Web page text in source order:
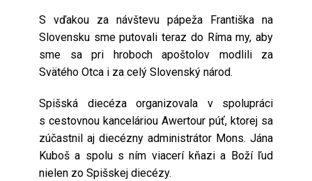
S vďakou za návštevu pápeža Františka na
Slovensku sme putovali teraz do Ríma my, aby
sme sa pri hroboch apoštolov modlili za
Svätého Otca i za celý Slovenský národ.
Spišská diecéza organizovala v spolupráci
s cestovnou kanceláriou Awertour púť, ktorej sa
zúčastnil aj diecézny administrátor Mons. Jána
Kuboš a spolu s ním viacerí kňazi a Boží ľud
nielen zo Spišskej diecézy.